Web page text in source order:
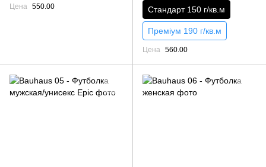
Цена 550.00 Стандарт 150 г/кв.м
Преміум 190 г/кв.м
Цена 560.00